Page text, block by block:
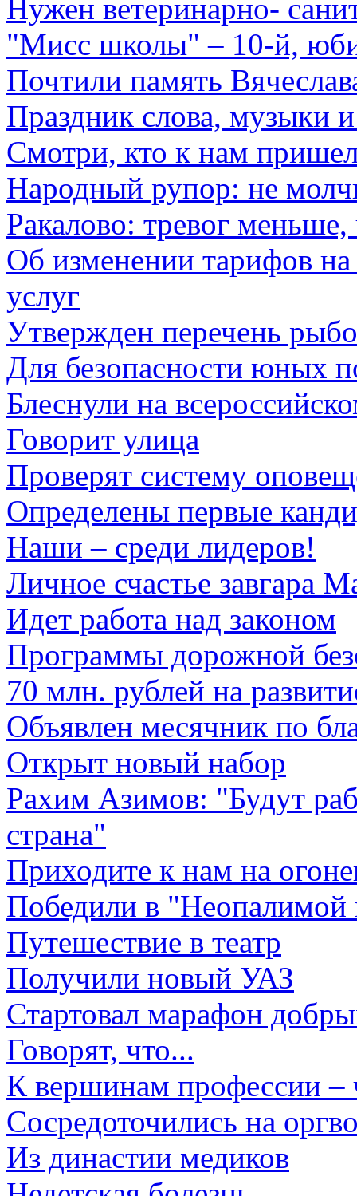
Нужен ветеринарно-
"Мисс школы" – 10-й,
Почтили память
Праздник слова, музыки и
Смотри, кто к нам
Народный рупор: не
Ракалово: тревог
Об изменении тарифов
услуг
Утвержден перечень
Для безопасности юных
Блеснули на
Говорит улица
Проверят систему
Определены первые
Наши – среди лидеров!
Личное счастье завгара
Идет работа над законом
Программы дорожной
70 млн. рублей на
Объявлен месячник по
Открыт новый набор
Рахим Азимов: "Будут
страна"
Приходите к нам на
Победили в "Неопалимой
Путешествие в театр
Получили новый УАЗ
Стартовал марафон
Говорят, что...
К вершинам профессии –
Сосредоточились на
Из династии медиков